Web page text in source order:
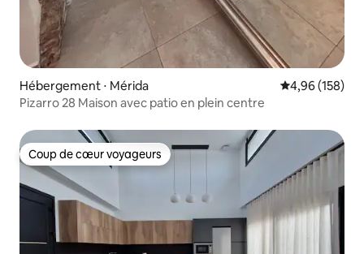
Hébergement ⋅ Mérida Évaluation
4,96 (158)
Pizarro 28 Maison avec patio en plein centre
Coup de cœur voyageurs
Coup de cœur voyageurs